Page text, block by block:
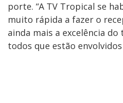
porte. “A TV Tropical se
muito rápida a fazer o
ainda mais a excelência
todos que estão